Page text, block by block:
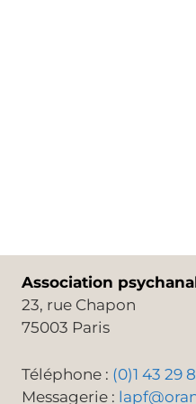
Association
23, rue Chapon
75003 Paris
Téléphone : (0)1 43 29
Messagerie :